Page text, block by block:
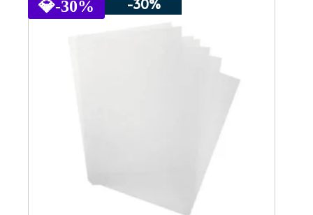
har
flere
💎-30% -30%